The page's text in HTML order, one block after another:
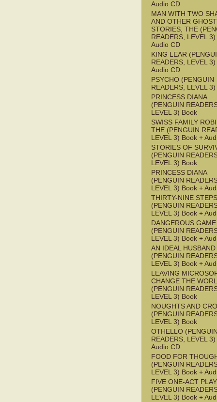
Audio CD
MAN WITH TWO
AND OTHER GHOST
STORIES, THE
READERS, LEVEL
Audio CD
KING LEAR
READERS, LEVEL
Audio CD
PSYCHO (PENGUIN
READERS, LEVEL
PRINCESS DIANA
(PENGUIN
LEVEL 3) Book
SWISS FAMILY
THE (PENGUIN
LEVEL 3) Book +
STORIES OF
(PENGUIN
LEVEL 3) Book
PRINCESS DIANA
(PENGUIN
LEVEL 3) Book +
THIRTY-NINE
(PENGUIN
LEVEL 3) Book +
DANGEROUS GAME
(PENGUIN
LEVEL 3) Book +
AN IDEAL HUSBAND
(PENGUIN
LEVEL 3) Book +
LEAVING
CHANGE THE
(PENGUIN
LEVEL 3) Book
NOUGHTS AND
(PENGUIN
LEVEL 3) Book
OTHELLO
READERS, LEVEL
Audio CD
FOOD FOR
(PENGUIN
LEVEL 3) Book +
FIVE ONE-ACT
(PENGUIN
LEVEL 3) Book +